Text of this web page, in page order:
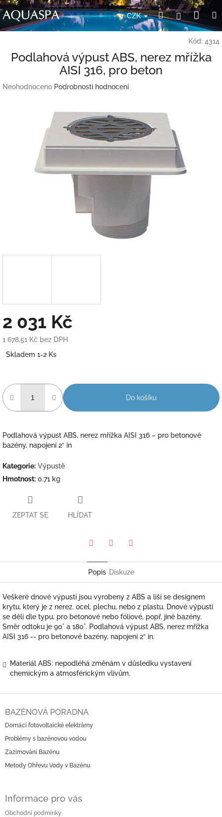
Přejít
na
obsah
CZK HledatPřihlášení
Kód: 4314
Podlahová výpust ABS, nerez mřížka
AISI 316, pro beton
Průměrné
Neohodnoceno Podrobnosti hodnocení
2 031 Kč
1 678,51 Kč bez DPH
cena:
Skladem 1-2 Ks
Do košíku
Podlahová výpust ABS, nerez mřížka AISI 316 – pro betonové
bazény, napojení 2“ in
Kategorie: Výpustě
Hmotnost: 0.71 kg
ZEPTAT SE HLÍDAT
Popis Diskuze
Veškeré dnové výpusti jsou vyrobeny z ABS a liší se designem
krytu, který je z nerez. ocel. plechu, nebo z plastu. Dnové výpusti
se dělí dle typu, pro betonové nebo fóliové, popř. jiné bazény.
Směr odtoku je 90° a 180°. Podlahová výpust ABS, nerez mřížka
AISI 316 -- pro betonové bazény, napojení 2“ in.
Materiál ABS: nepodléhá změnám v důsledku vystavení
chemickým a atmosférickým vlivům.
BAZÉNOVÁ PORADNA
Domácí fotovoltaické elektrárny
Problémy s bazénovou vodou
Zazimování Bazénu
Metody Ohřevu Vody v Bazénu
Informace pro vás
Obchodní podmínky